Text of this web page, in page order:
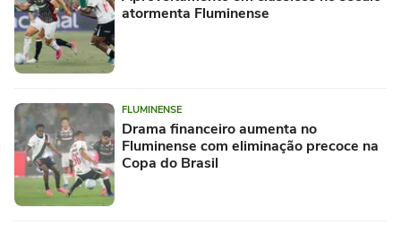
atormenta Fluminense
FLUMINENSE
Drama financeiro aumenta no
Fluminense com eliminação precoce na
Copa do Brasil